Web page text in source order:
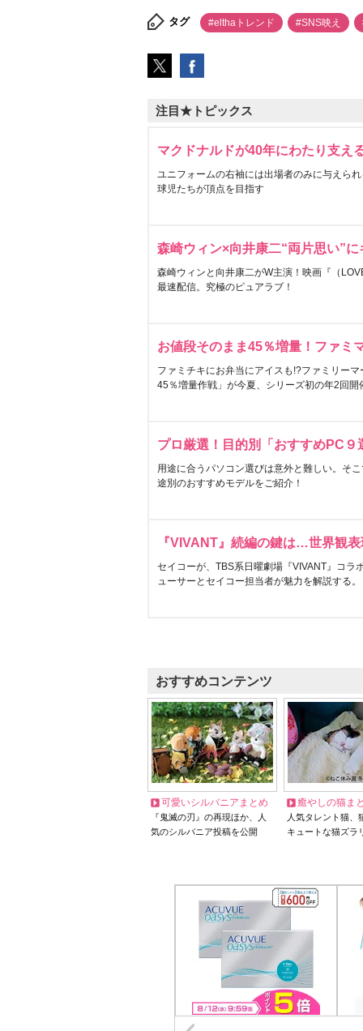
タグ #elthaトレンド #SNS映え
注目★トピックス
マクドナルドが40年にわたり支え
ユニフォームの右袖には出場者のみに与えら
球児たちが頂点を目指す
森崎ウィン×向井康二“両片思い”
森崎ウィンと向井康二がW主演！映画『（
最速配信。究極のピュアラブ！
お値段そのまま45％増量！ファミ
ファミチキにお弁当にアイスも!?ファミリー
45％増量作戦」が今夏、シリーズ初の年2回開
プロ厳選！目的別「おすすめPC９
用途に合うパソコン選びは意外と難しい。そ
途別のおすすめモデルをご紹介！
『VIVANT』続編の鍵は…世界観
セイコーが、TBS系日曜劇場『VIVANT』コラ
ューサーとセイコー担当者が魅力を解説する。
おすすめコンテンツ
可愛いシルバニアまとめ
『鬼滅の刃』の再現ほか、人
気のシルバニア投稿を公開
癒やしの猫ま
人気タレント猫
キュートな猫ズラ